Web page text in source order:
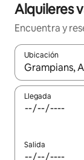
Alquileres
Encuentra y
Ubicación
Cuando los
Llegada
Salida